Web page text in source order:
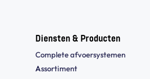
Diensten & Producten
Complete afvoersystemen
Assortiment